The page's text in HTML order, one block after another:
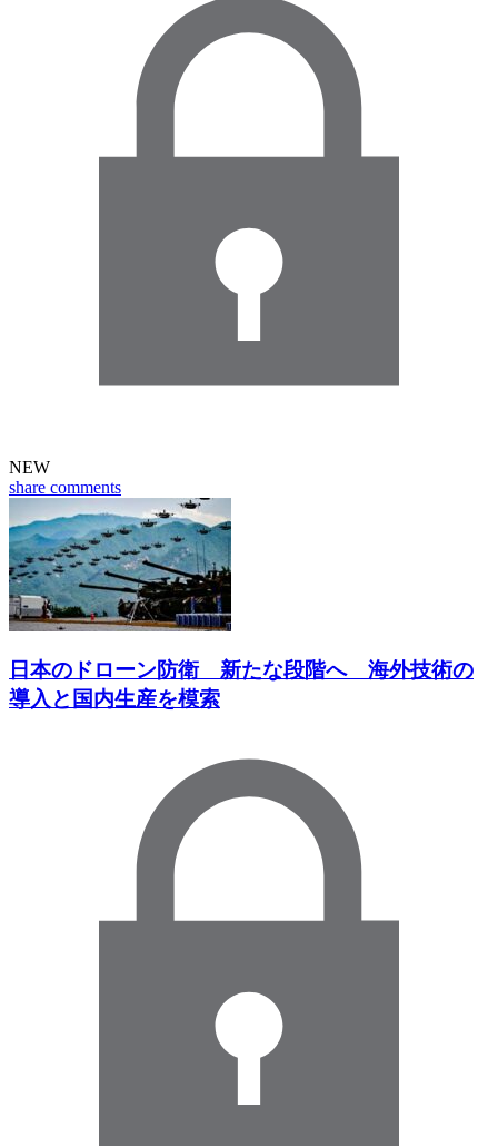
NEW
share comments
日本のドローン防衛 新たな段階へ 海外技術の
導入と国内生産を模索